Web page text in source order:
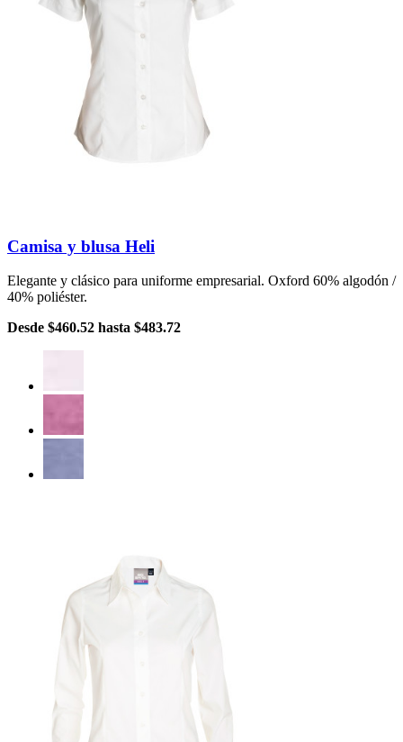
Camisa y blusa Heli
Elegante y clásico para uniforme empresarial. Oxford 60% algodón /
40% poliéster.
Desde $460.52 hasta $483.72